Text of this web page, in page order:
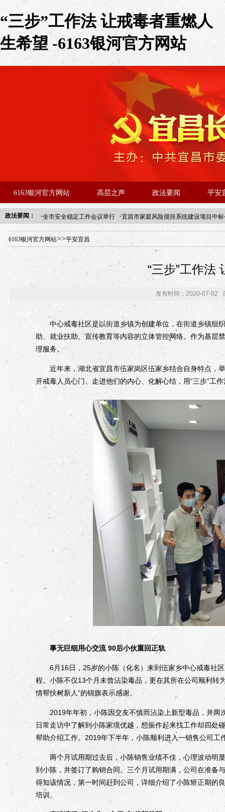
“三步”工作法 让戒毒者重燃人
生希望 -6163银河官方网站
6163银河官方网站 高层之声 政法要闻 平安
政法要闻： ·全市安全稳定工作会议举行 ·宜昌市家庭风险摸排系统建设项目中
年“招才兴业”事业单位人才引进·北京站人民大学入校工作提醒
6163银河官方网站>>平安宜昌
“三步”工作法
发布时间：2020-07-02
中心戒毒社区是以街道乡镇为创建单位，在街道乡镇组
助、就业扶助、宣传教育等内容的立体管控网络。作为基层
理服务。
近年来，湖北省宜昌市伍家岗区伍家乡结合自身特点，
开戒毒人员心门、走进他们的内心、化解心结，用“三步”工
事无巨细用心交流 90后小伙重回正轨
6月16日，25岁的小陈（化名）来到伍家乡中心戒毒社区
程。小陈不仅13个月未曾沾染毒品，更在其所在公司顺利转
情帮扶树新人”的锦旗表示感谢。
2019年年初，小陈因交友不慎而沾染上新型毒品，并两
日常走访中了解到小陈家境优越，想振作起来找工作却四处
帮助介绍工作。2019年下半年，小陈顺利进入一销售公司工
两个月试用期过去后，小陈销售业绩不佳，心理波动明
到小陈，并签订了购销合同。三个月试用期满，公司在准备
得知该情况，第一时间赶到公司，详细介绍了小陈矫正期的
培训。